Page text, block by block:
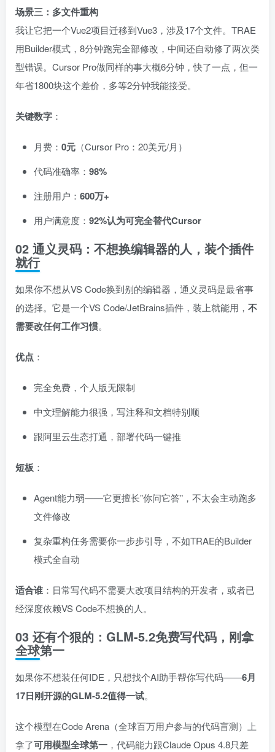
场景三：多文件重构
我让它把一个Vue2项目迁移到Vue3，涉及17个文件。TRAE
用Builder模式，8分钟跑完全部修改，中间还自动修了两次类
型错误。Cursor Pro做同样的事大概6分钟，快了一点，但一
年省1800块这个差价，多等2分钟我能接受。
关键数字 ：
月费： 0元 （Cursor Pro：20美元/月）
代码准确率： 98%
注册用户： 600万+
用户满意度： 92%认为可完全替代Cursor
02 通义灵码：不想换编辑器的人，装个插件
就行
如果你不想从VS Code换到别的编辑器，通义灵码是最省事
的选择。它是一个VS Code/JetBrains插件，装上就能用， 不
需要改任何工作习惯。
优点 ：
完全免费，个人版无限制
中文理解能力很强，写注释和文档特别顺
跟阿里云生态打通，部署代码一键推
短板 ：
Agent能力弱——它更擅长”你问它答”，不太会主动跑多
文件修改
复杂重构任务需要你一步步引导，不如TRAE的Builder
模式全自动
适合谁 ：日常写代码不需要大改项目结构的开发者，或者已
经深度依赖VS Code不想换的人。
03 还有个狠的：GLM-5.2免费写代码，刚拿
全球第一
如果你不想装任何IDE，只想找个AI助手帮你写代码——6月
17日刚开源的GLM-5.2值得一试。
这个模型在Code Arena（全球百万用户参与的代码盲测）上
拿了可用模型全球第一 ，代码能力跟Claude Opus 4.8只差